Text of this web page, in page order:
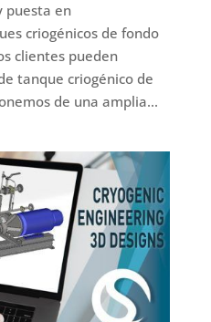
puesta en
criogénicos de fondo
clientes pueden
tanque criogénico de
de una amplia...